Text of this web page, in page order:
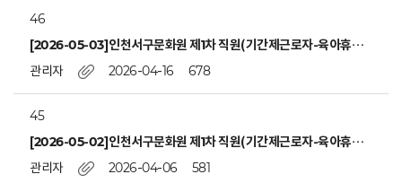
46
[2026-05-03]인천서구문화원 제1차 직원(기간제근로자-육아휴직 대직-문화예술팀) 채용 면접전형 최종합격자 공고
관리자
2026-04-16 678
45
[2026-05-02]인천서구문화원 제1차 직원(기간제근로자-육아휴직 대직-문화예술팀) 채용 서류전형 합격자 공고
관리자
2026-04-06 581